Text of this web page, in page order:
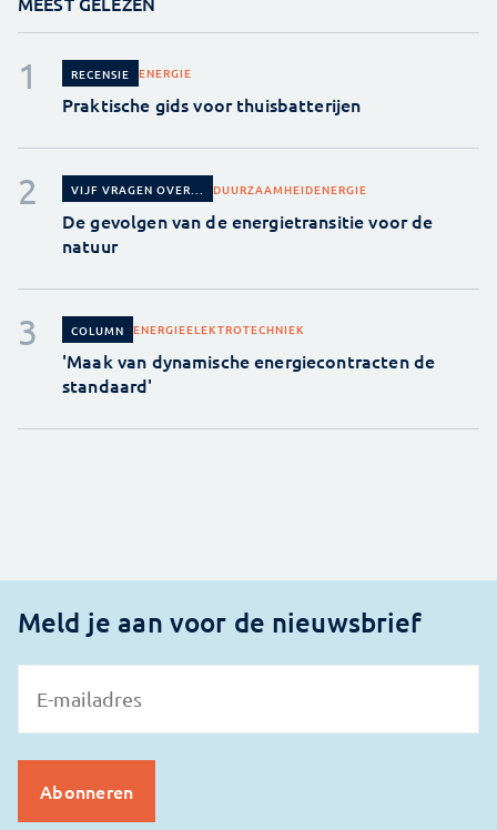
RECENSIE ENERGIE
Praktische gids voor thuisbatterijen
VIJF VRAGEN OVER... DUURZAAMHEIDENERGIE
De gevolgen van de energietransitie voor de
natuur
COLUMN ENERGIEELEKTROTECHNIEK
'Maak van dynamische energiecontracten de
standaard'
Meld je aan voor de nieuwsbrief